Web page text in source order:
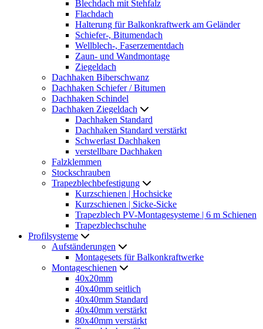
Blechdach mit Stehfalz
Flachdach
Halterung für Balkonkraftwerk am Geländer
Schiefer-, Bitumendach
Wellblech-, Faserzementdach
Zaun- und Wandmontage
Ziegeldach
Dachhaken Biberschwanz
Dachhaken Schiefer / Bitumen
Dachhaken Schindel
Dachhaken Ziegeldach
Dachhaken Standard
Dachhaken Standard verstärkt
Schwerlast Dachhaken
verstellbare Dachhaken
Falzklemmen
Stockschrauben
Trapezblechbefestigung
Kurzschienen | Hochsicke
Kurzschienen | Sicke-Sicke
Trapezblech PV-Montagesysteme | 6 m Schienen
Trapezblechschuhe
Profilsysteme
Aufständerungen
Montagesets für Balkonkraftwerke
Montageschienen
40x20mm
40x40mm seitlich
40x40mm Standard
40x40mm verstärkt
80x40mm verstärkt